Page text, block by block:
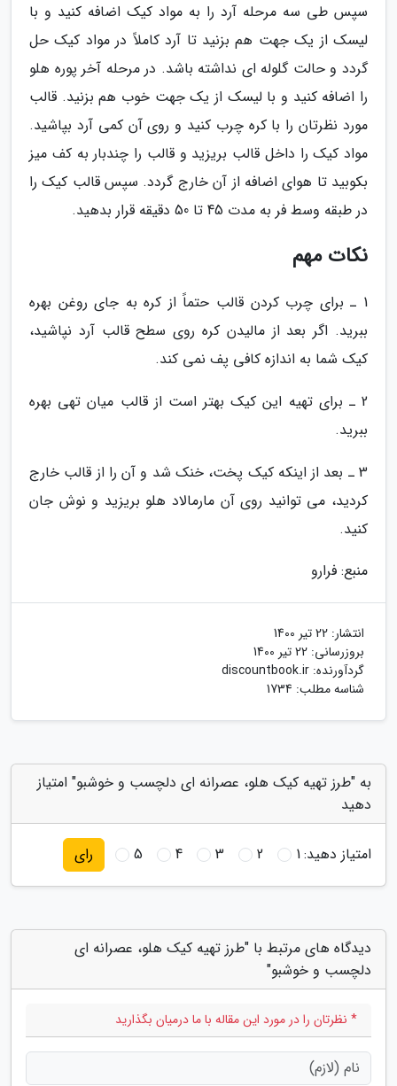
سپس طی سه مرحله آرد را به مواد کیک اضافه کنید و با
لیسک از یک جهت هم بزنید تا آرد کاملاً در مواد کیک حل
گردد و حالت گلوله ای نداشته باشد. در مرحله آخر پوره هلو
را اضافه کنید و با لیسک از یک جهت خوب هم بزنید. قالب
مورد نظرتان را با کره چرب کنید و روی آن کمی آرد بپاشید.
مواد کیک را داخل قالب بریزید و قالب را چندبار به کف میز
بکوبید تا هوای اضافه از آن خارج گردد. سپس قالب کیک را
در طبقه وسط فر به مدت 45 تا 50 دقیقه قرار بدهید.
نکات مهم
1 ـ برای چرب کردن قالب حتماً از کره به جای روغن بهره
ببرید. اگر بعد از مالیدن کره روی سطح قالب آرد نپاشید،
کیک شما به اندازه کافی پف نمی کند.
2 ـ برای تهیه این کیک بهتر است از قالب میان تهی بهره
ببرید.
3 ـ بعد از اینکه کیک پخت، خنک شد و آن را از قالب خارج
کردید، می توانید روی آن مارمالاد هلو بریزید و نوش جان
کنید.
منبع: فرارو
انتشار: 22 تیر 1400
بروزرسانی: 22 تیر 1400
گردآورنده: discountbook.ir
شناسه مطلب: 1734
به "طرز تهیه کیک هلو، عصرانه ای دلچسب و خوشبو" امتیاز
دهید
امتیاز دهید:1
2
3
4
5 رای
دیدگاه های مرتبط با "طرز تهیه کیک هلو، عصرانه ای
دلچسب و خوشبو"
* نظرتان را در مورد این مقاله با ما درمیان بگذارید